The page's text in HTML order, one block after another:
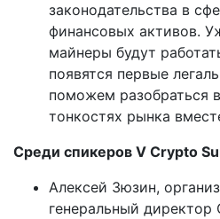
законодательства в
финансовых активов.
майнеры будут
появятся первые
поможем разобраться
тонкостях рынка
Среди спикеров V Crypto
Алексей Зюзин,
генеральный директор